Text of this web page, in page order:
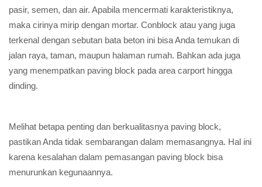
pasir, semen, dan air. Apabila mencermati karakteristiknya,
maka cirinya mirip dengan mortar. Conblock atau yang juga
terkenal dengan sebutan bata beton ini bisa Anda temukan di
jalan raya, taman, maupun halaman rumah. Bahkan ada juga
yang menempatkan paving block pada area carport hingga
dinding.
Melihat betapa penting dan berkualitasnya paving block,
pastikan Anda tidak sembarangan dalam memasangnya. Hal ini
karena kesalahan dalam pemasangan paving block bisa
menurunkan kegunaannya.